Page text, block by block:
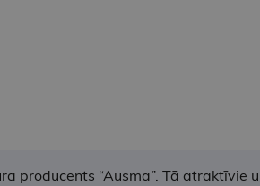
producents “Ausma”. Tā atraktīvie